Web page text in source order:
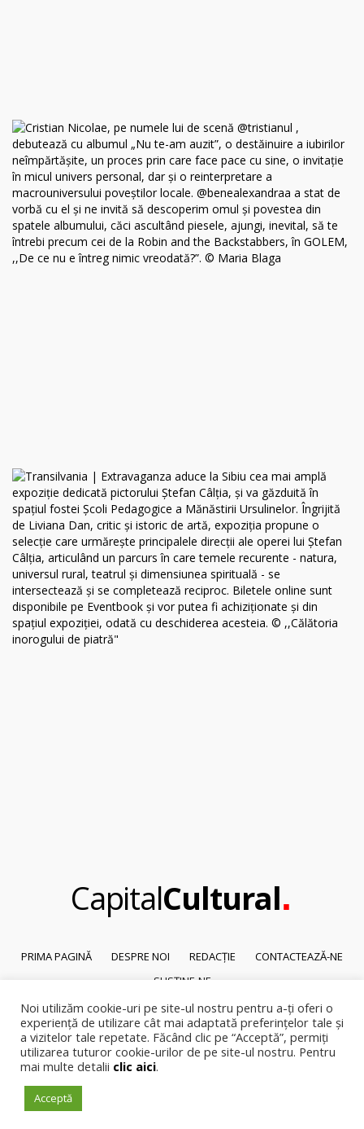
CapitalCultural.
PRIMA PAGINĂ DESPRE NOI REDACȚIE
CONTACTEAZĂ-NE
SUSȚINE-NE
© 2026Capital Cultural
Reproducerea integrală sau parțială a textelor sau a ilustrațiilor din orice
pagină a site-ului este posibilă numai cu acordul prealabil scris al Capital
Noi utilizăm cookie-uri pe site-ul nostru pentru a-ți oferi o
experiență de utilizare cât mai adaptată preferințelor tale și
a vizitelor tale repetate. Făcând clic pe “Acceptă”, permiți
utilizarea tuturor cookie-urilor de pe site-ul nostru. Pentru
mai multe detalii clic aici.
Acceptă